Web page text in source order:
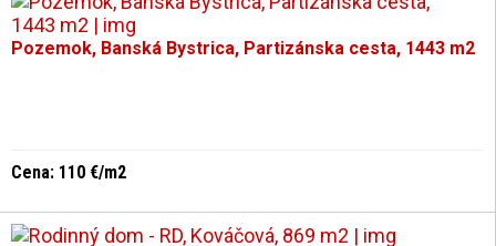
Pozemok, Banská Bystrica, Partizánska cesta, 1443 m2
Cena: 110 €/m2